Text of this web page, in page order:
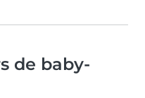
de baby-